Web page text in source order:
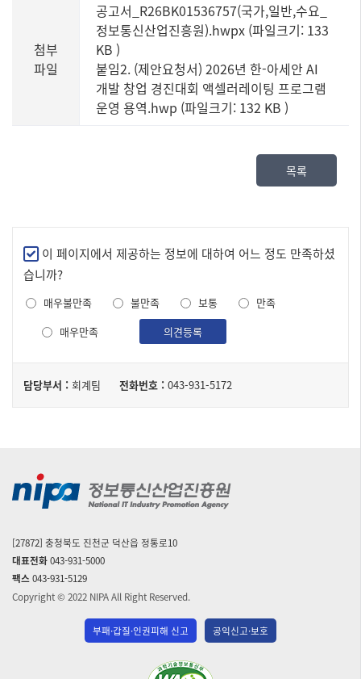
첨부
파일
공고서_R26BK01536757(국가,일반,수요_
정보통신산업진흥원).hwpx (파일크기: 133
KB )
붙임2. (제안요청서) 2026년 한-아세안 AI
개발 창업 경진대회 액셀러레이팅 프로그램
운영 용역.hwp (파일크기: 132 KB )
목록
만
족
도
조
이 페이지에서 제공하는 정보에 대하여 어느 정도 만족하셨
습니까?
매우불만족 불만족 보통
만족
매우만족
의견등록
담
당
담당부서 : 회계팀 전화번호 : 043-931-5172
[27872] 충청북도 진천군 덕산읍 정통로10
대표전화043-931-5000
팩스043-931-5129
Copyright © 2022 NIPA All Right Reserved.
부패·갑질·인권피해 신고 공익신고·보호
(사)